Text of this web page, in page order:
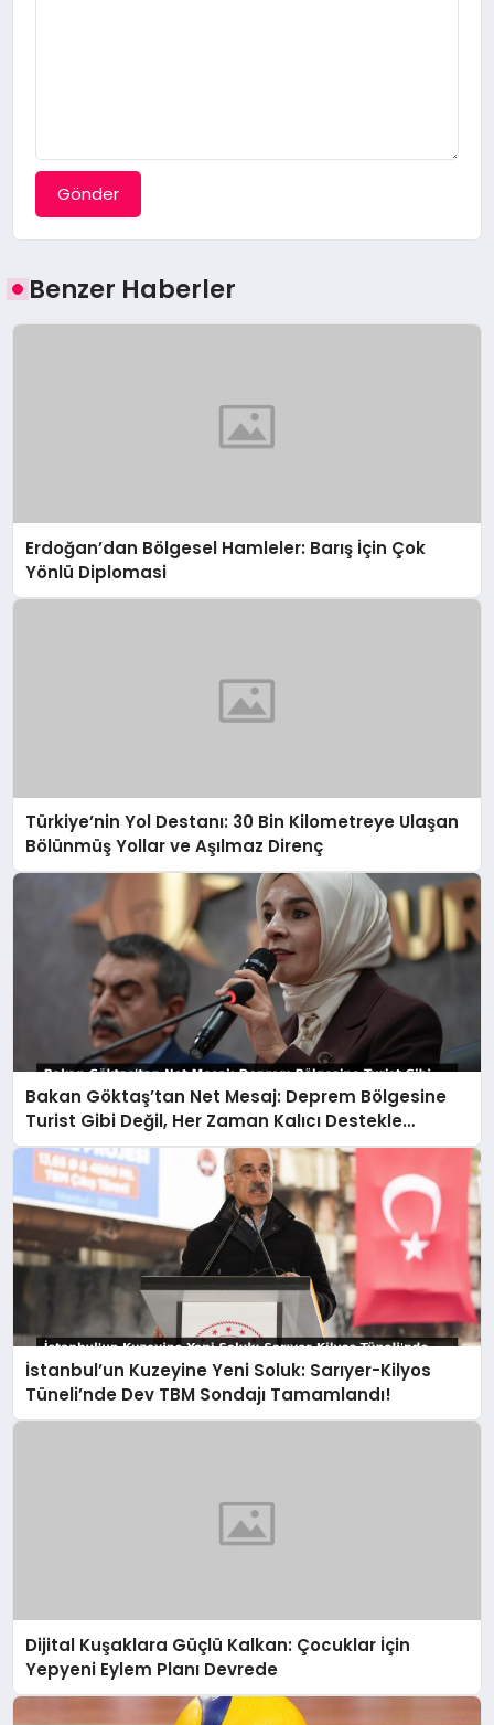
Gönder
Benzer Haberler
Erdoğan’dan Bölgesel Hamleler: Barış İçin Çok
Yönlü Diplomasi
Türkiye’nin Yol Destanı: 30 Bin Kilometreye Ulaşan
Bölünmüş Yollar ve Aşılmaz Direnç
Bakan Göktaş’tan Net Mesaj: Deprem Bölgesine
Turist Gibi Değil, Her Zaman Kalıcı Destekle
Gidiyoruz!
İstanbul’un Kuzeyine Yeni Soluk: Sarıyer-Kilyos
Tüneli’nde Dev TBM Sondajı Tamamlandı!
Dijital Kuşaklara Güçlü Kalkan: Çocuklar İçin
Yepyeni Eylem Planı Devrede